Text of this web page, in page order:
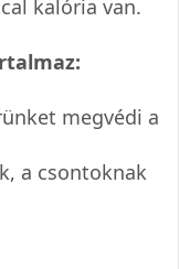
kalória van.
megvédi a
a csontoknak